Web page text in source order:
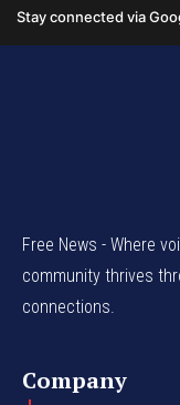
Free News - Where
community thrives
connections.
Company